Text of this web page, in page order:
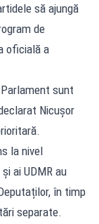
să ajungă
de
oficială a
sunt
Nicușor
la nivel
ai UDMR au
în timp
separate.